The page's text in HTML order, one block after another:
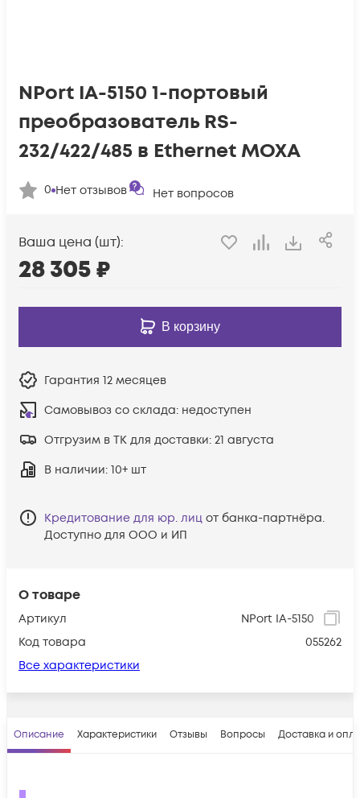
О товаре
Артикул
NPort IA-5150
Код товара
055262
Все характеристики
NPort IA-5150 1-портовый
преобразователь RS-
232/422/485 в Ethernet MOXA
0 Нет отзывов Нет вопросов
Ваша цена (шт):
28 305₽
В корзину
Гарантия 12 месяцев
Самовывоз со склада: недоступен
Отгрузим в ТК для доставки: 21 августа
В наличии: 10+ шт
Кредитование для юр. лиц от банка-партнёра.
Доступно для ООО и ИП
Описание Характеристики Отзывы Вопросы Доставка и